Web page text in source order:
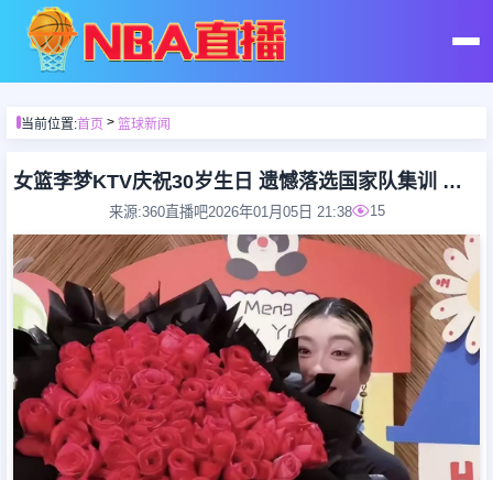
首页
足球直播
篮球直播
足球录像
篮球录像
足球集锦
当前位置:首页> 篮球新闻
女篮李梦KTV庆祝30岁生日 遗憾落选国家队集训 丑闻事件遗憾终身
来源:360直播吧2026年01月05日 21:38 15